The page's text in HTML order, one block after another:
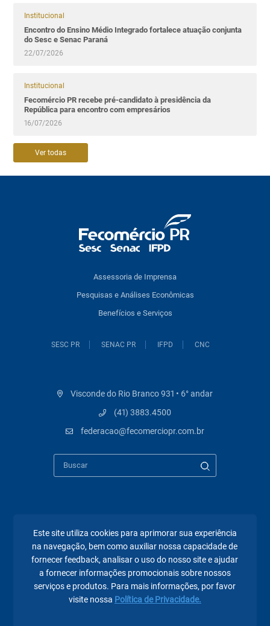
Institucional
Encontro do Ensino Médio Integrado fortalece atuação conjunta
do Sesc e Senac Paraná
22/07/2026
Institucional
Fecomércio PR recebe pré-candidato à presidência da
República para encontro com empresários
16/07/2026
Ver todas
Assessoria de Imprensa
Pesquisas e Análises Econômicas
Benefícios e Serviços
SESC PR SENAC PR IFPD CNC
Visconde do Rio Branco 931 • 6° andar
(41) 3883.4500
federacao@fecomerciopr.com.br
A Fecomércio PR
Sindicatos
Institucional
Este site utiliza cookies para aprimorar sua experiência
na navegação, bem como auxiliar nossa capacidade de
fornecer feedback, analisar o uso do nosso site e ajudar
a fornecer informações promocionais sobre nossos
serviços e produtos. Para mais informações, por favor
visite nossa Política de Privacidade.